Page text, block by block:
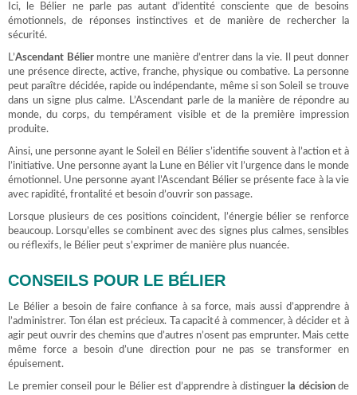
Ici, le Bélier ne parle pas autant d’identité consciente que de besoins
émotionnels, de réponses instinctives et de manière de rechercher la
sécurité.
L’Ascendant Béliermontre une manière d’entrer dans la vie. Il peut donner
une présence directe, active, franche, physique ou combative. La personne
peut paraître décidée, rapide ou indépendante, même si son Soleil se trouve
dans un signe plus calme. L’Ascendant parle de la manière de répondre au
monde, du corps, du tempérament visible et de la première impression
produite.
Ainsi, une personne ayant le Soleil en Bélier s’identifie souvent à l’action et à
l’initiative. Une personne ayant la Lune en Bélier vit l’urgence dans le monde
émotionnel. Une personne ayant l’Ascendant Bélier se présente face à la vie
avec rapidité, frontalité et besoin d’ouvrir son passage.
Lorsque plusieurs de ces positions coïncident, l’énergie bélier se renforce
beaucoup. Lorsqu’elles se combinent avec des signes plus calmes, sensibles
ou réflexifs, le Bélier peut s’exprimer de manière plus nuancée.
CONSEILS POUR LE BÉLIER
Le Bélier a besoin de faire confiance à sa force, mais aussi d’apprendre à
l’administrer. Ton élan est précieux. Ta capacité à commencer, à décider et à
agir peut ouvrir des chemins que d’autres n’osent pas emprunter. Mais cette
même force a besoin d’une direction pour ne pas se transformer en
épuisement.
Le premier conseil pour le Bélier est d’apprendre à distinguer la décisionde